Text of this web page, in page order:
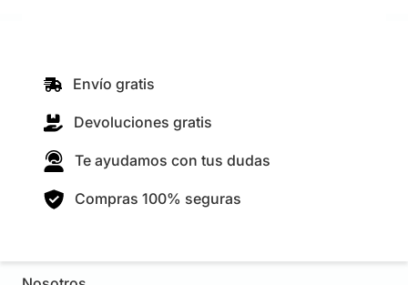
Envío gratis
Devoluciones gratis
Te ayudamos con tus dudas
Compras 100% seguras